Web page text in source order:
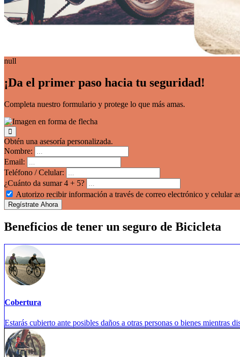
null
¡Da el primer paso hacia tu seguridad!
Completa nuestro formulario y protege lo que más amas.
Obtén una asesoría personalizada.
Nombre:
Email:
Teléfono / Celular:
¿Cuánto da sumar 4 + 5?
Autorizo recibir información a través de correo electrónico y celular
Regístrate Ahora
Beneficios de tener un seguro de Bicicleta
Cobertura
Estarás cubierto ante posibles daños a otras personas o bienes mientras